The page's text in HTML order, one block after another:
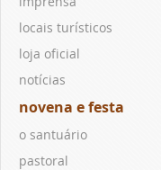
locais turísticos
loja oficial
notícias
novena e festa
o santuário
pastoral